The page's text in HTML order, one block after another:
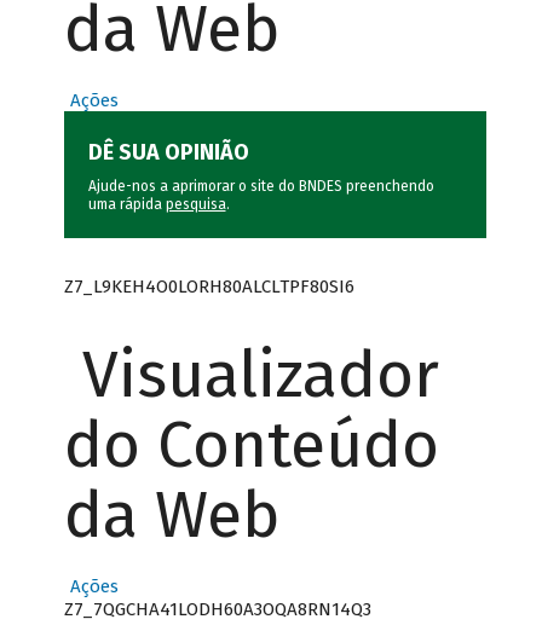
da Web
Ações
DÊ SUA OPINIÃO
Ajude-nos a aprimorar o site do BNDES preenchendo
uma rápida pesquisa.
Z7_L9KEH4O0LORH80ALCLTPF80SI6
Visualizador
do Conteúdo
da Web
Ações
Z7_7QGCHA41LODH60A3OQA8RN14Q3